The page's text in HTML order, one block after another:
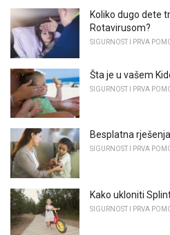
Koliko dugo dete
Rotavirusom?
SIGURNOST I PRVA
Šta je u vašem
SIGURNOST I PRVA
Besplatna
SIGURNOST I PRVA
Kako ukloniti
SIGURNOST I PRVA